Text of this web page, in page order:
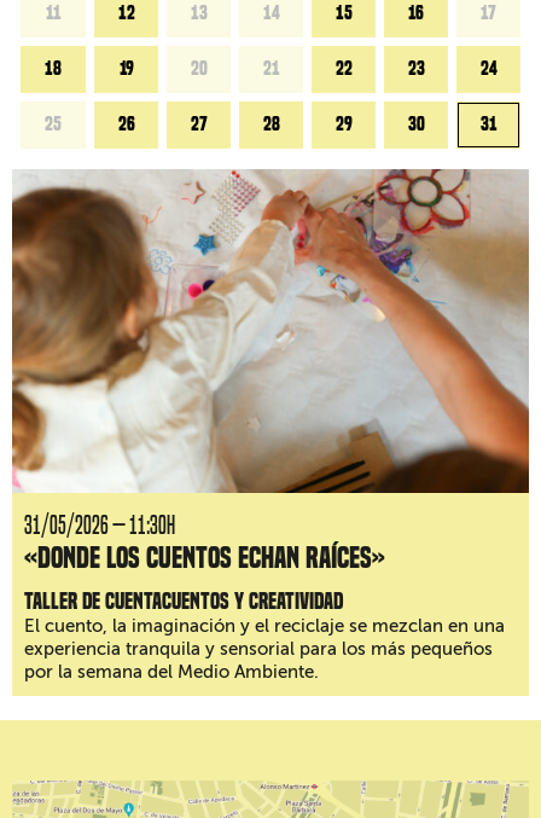
11 12 13 14 15 16 17
18 19 20 21 22 23 24
25 26 27 28 29 30 31
31/05/2026 — 11:30H
«Donde los cuentos echan raíces»
Taller de cuentacuentos y creatividad
El cuento, la imaginación y el reciclaje se mezclan en una
experiencia tranquila y sensorial para los más pequeños
por la semana del Medio Ambiente.